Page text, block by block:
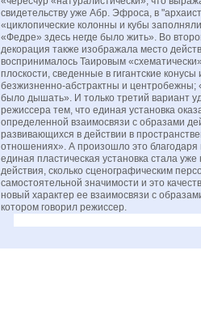
свидетельству уже Абр. Эфроса, в
«циклопические колонны и кубы
«Федре» здесь негде было жить». Во
декорация также изображала место
воспринималось Таировым
плоскости, сведенные в гигантские
безжизненно-абстрактны и центробежны;
было дышать». И только третий вариант
режиссера тем, что единая установка
определенной взаимосвязи с образами
развивающихся в действии в
отношениях». А произошло это благодаря
единая пластическая установка стала уже
действия, сколько сценографическим
самостоятельной значимости и это
новый характер ее взаимосвязи с
котором говорил режиссер.